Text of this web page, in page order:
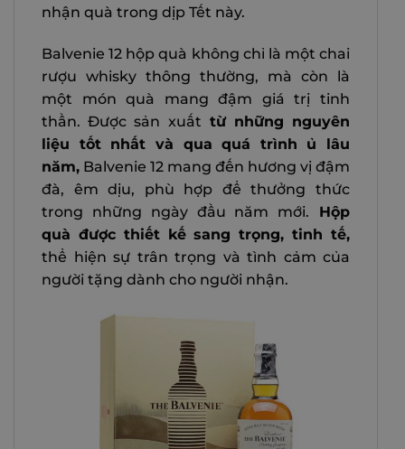
nhận quà trong dịp Tết này.
Balvenie 12 hộp quà không chỉ là một chai
rượu whisky thông thường, mà còn là
một món quà mang đậm giá trị tinh
thần. Được sản xuất từ những nguyên
liệu tốt nhất và qua quá trình ủ lâu
năm, Balvenie 12 mang đến hương vị đậm
đà, êm dịu, phù hợp để thưởng thức
trong những ngày đầu năm mới. Hộp
quà được thiết kế sang trọng, tinh tế,
thể hiện sự trân trọng và tình cảm của
người tặng dành cho người nhận.